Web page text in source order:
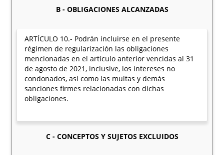
B - OBLIGACIONES ALCANZADAS
ARTÍCULO 10.- Podrán incluirse en el presente
régimen de regularización las obligaciones
mencionadas en el artículo anterior vencidas al 31
de agosto de 2021, inclusive, los intereses no
condonados, así como las multas y demás
sanciones firmes relacionadas con dichas
obligaciones.
C - CONCEPTOS Y SUJETOS EXCLUIDOS